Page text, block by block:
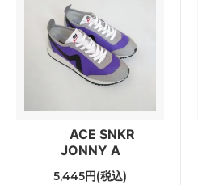
ACE SNKR
JONNY A
5,445円(税込)